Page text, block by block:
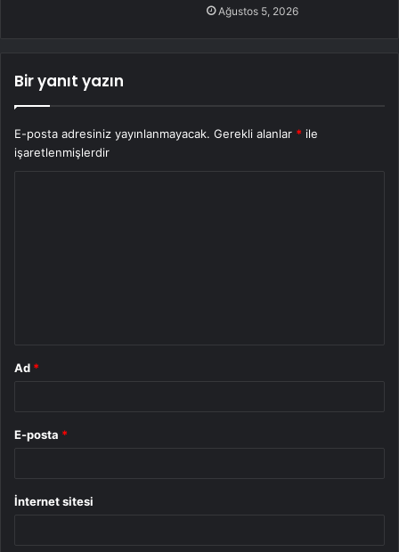
Ağustos 5, 2026
Bir yanıt yazın
E-posta adresiniz yayınlanmayacak. Gerekli alanlar * ile
işaretlenmişlerdir
Ad *
E-posta *
İnternet sitesi